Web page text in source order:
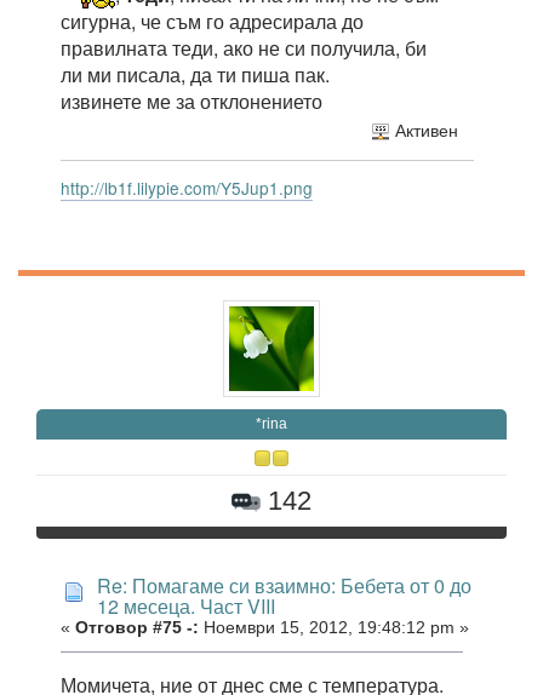
сигурна, че съм го адресирала до
правилната теди, ако не си получила, би
ли ми писала, да ти пиша пак.
извинете ме за отклонението
Активен
http://lb1f.lilypie.com/Y5Jup1.png
*rina
142
Re: Помагаме си взаимно: Бебета от 0 до
12 месеца. Част VIII
« Отговор #75 -: Ноември 15, 2012, 19:48:12 pm »
Момичета, ние от днес сме с температура.